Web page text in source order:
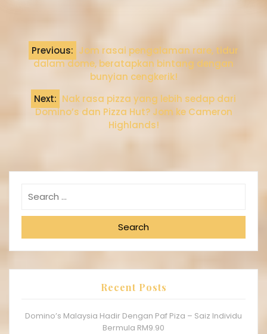
Previous: Jom rasai pengalaman rare, tidur
dalam dome, beratapkan bintang dengan
bunyian cengkerik!
Next: Nak rasa pizza yang lebih sedap dari
Domino’s dan Pizza Hut? Jom ke Cameron
Highlands!
Search
Recent Posts
Domino’s Malaysia Hadir Dengan Paf Piza – Saiz Individu
Bermula RM9.90